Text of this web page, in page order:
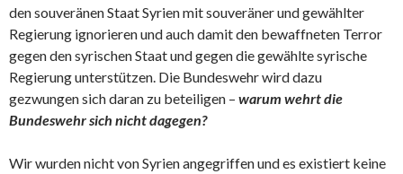
den souveränen Staat Syrien mit souveräner und gewählter
Regierung ignorieren und auch damit den bewaffneten Terror
gegen den syrischen Staat und gegen die gewählte syrische
Regierung unterstützen. Die Bundeswehr wird dazu
gezwungen sich daran zu beteiligen – warum wehrt die
Bundeswehr sich nicht dagegen?
Wir wurden nicht von Syrien angegriffen und es existiert keine